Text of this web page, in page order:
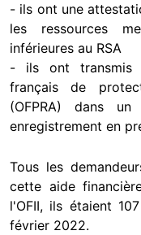
- ils ont une
les ressources
inférieures au RSA
- ils ont transmis
français de
(OFPRA) dans
enregistrement en
Tous les
cette aide
l'OFII, ils étaient
février 2022.